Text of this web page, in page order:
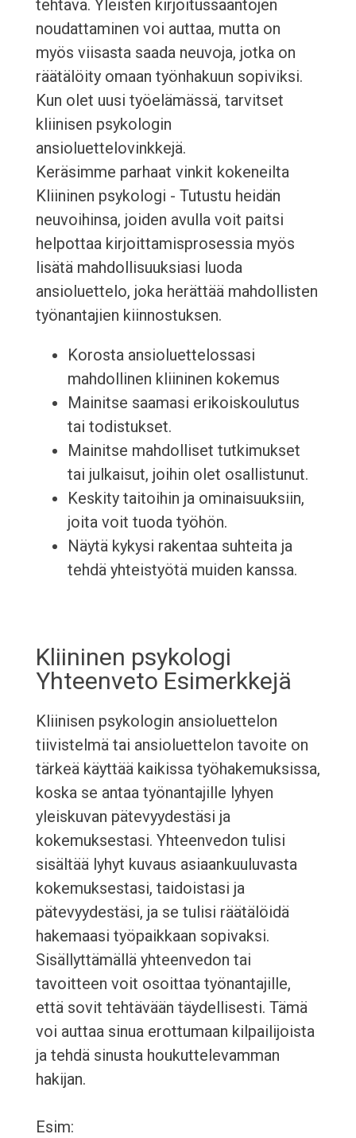
tehtävä. Yleisten kirjoitussääntöjen
noudattaminen voi auttaa, mutta on
myös viisasta saada neuvoja, jotka on
räätälöity omaan työnhakuun sopiviksi.
Kun olet uusi työelämässä, tarvitset
kliinisen psykologin
ansioluettelovinkkejä.
Keräsimme parhaat vinkit kokeneilta
Kliininen psykologi - Tutustu heidän
neuvoihinsa, joiden avulla voit paitsi
helpottaa kirjoittamisprosessia myös
lisätä mahdollisuuksiasi luoda
ansioluettelo, joka herättää mahdollisten
työnantajien kiinnostuksen.
Korosta ansioluettelossasi
mahdollinen kliininen kokemus
Mainitse saamasi erikoiskoulutus
tai todistukset.
Mainitse mahdolliset tutkimukset
tai julkaisut, joihin olet osallistunut.
Keskity taitoihin ja ominaisuuksiin,
joita voit tuoda työhön.
Näytä kykysi rakentaa suhteita ja
tehdä yhteistyötä muiden kanssa.
Kliininen psykologi
Yhteenveto Esimerkkejä
Kliinisen psykologin ansioluettelon
tiivistelmä tai ansioluettelon tavoite on
tärkeä käyttää kaikissa työhakemuksissa,
koska se antaa työnantajille lyhyen
yleiskuvan pätevyydestäsi ja
kokemuksestasi. Yhteenvedon tulisi
sisältää lyhyt kuvaus asiaankuuluvasta
kokemuksestasi, taidoistasi ja
pätevyydestäsi, ja se tulisi räätälöidä
hakemaasi työpaikkaan sopivaksi.
Sisällyttämällä yhteenvedon tai
tavoitteen voit osoittaa työnantajille,
että sovit tehtävään täydellisesti. Tämä
voi auttaa sinua erottumaan kilpailijoista
ja tehdä sinusta houkuttelevamman
hakijan.
Esim: